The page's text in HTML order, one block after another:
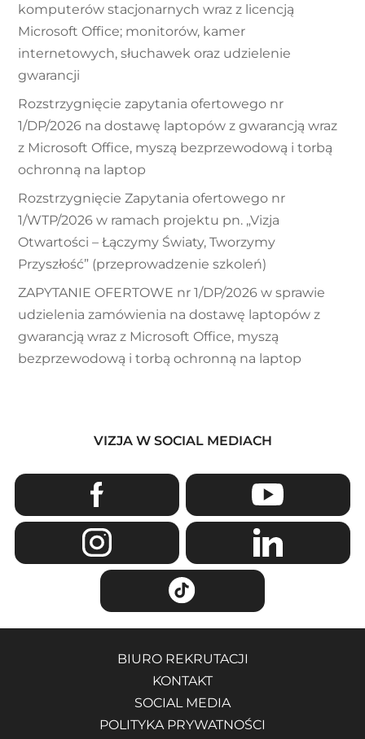
komputerów stacjonarnych wraz z licencją
Microsoft Office; monitorów, kamer
internetowych, słuchawek oraz udzielenie
gwarancji
Rozstrzygnięcie zapytania ofertowego nr
1/DP/2026 na dostawę laptopów z gwarancją wraz
z Microsoft Office, myszą bezprzewodową i torbą
ochronną na laptop
Rozstrzygnięcie Zapytania ofertowego nr
1/WTP/2026 w ramach projektu pn. „Vizja
Otwartości – Łączymy Światy, Tworzymy
Przyszłość” (przeprowadzenie szkoleń)
ZAPYTANIE OFERTOWE nr 1/DP/2026 w sprawie
udzielenia zamówienia na dostawę laptopów z
gwarancją wraz z Microsoft Office, myszą
bezprzewodową i torbą ochronną na laptop
VIZJA W SOCIAL MEDIACH
BIURO REKRUTACJI
KONTAKT
SOCIAL MEDIA
POLITYKA PRYWATNOŚCI